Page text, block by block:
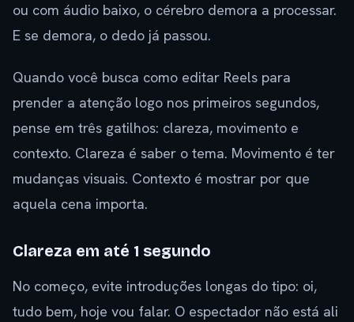
ou com áudio baixo, o cérebro demora a processar.
E se demora, o dedo já passou.
Quando você busca como editar Reels para
prender a atenção logo nos primeiros segundos,
pense em três gatilhos: clareza, movimento e
contexto. Clareza é saber o tema. Movimento é ter
mudanças visuais. Contexto é mostrar por que
aquela cena importa.
Clareza em até 1 segundo
No começo, evite introduções longas do tipo: oi,
tudo bem, hoje vou falar. O espectador não está ali